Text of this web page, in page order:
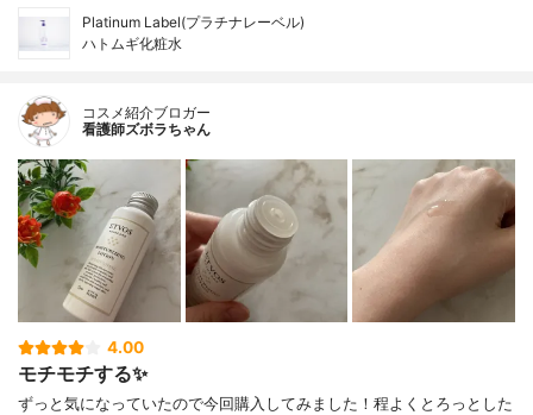
Platinum Label(プラチナレーベル)
ハトムギ化粧水
コスメ紹介ブロガー
看護師ズボラちゃん
4.00
モチモチする✨
ずっと気になっていたので今回購入してみました！程よくとろっとした